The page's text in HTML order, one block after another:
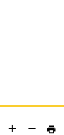
add remove print